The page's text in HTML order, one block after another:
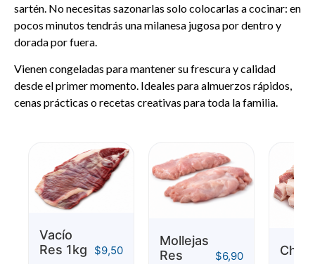
sartén. No necesitas sazonarlas solo colocarlas a cocinar: en
pocos minutos tendrás una milanesa jugosa por dentro y
dorada por fuera.
Vienen congeladas para mantener su frescura y calidad
desde el primer momento. Ideales para almuerzos rápidos,
cenas prácticas o recetas creativas para toda la familia.
Vacío
Res 1kg
$9,50
Mollejas
Res
$6,90